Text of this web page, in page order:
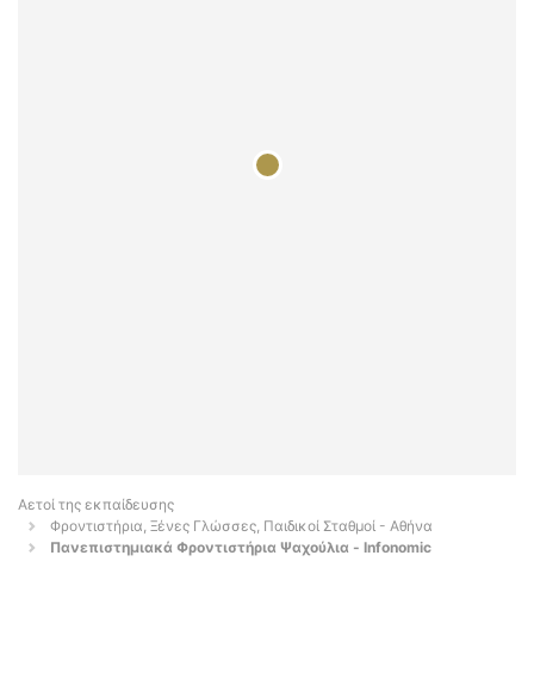
Αετοί της εκπαίδευσης
Φροντιστήρια, Ξένες Γλώσσες, Παιδικοί Σταθμοί - Αθήνα
Πανεπιστημιακά Φροντιστήρια Ψαχούλια - Infonomic